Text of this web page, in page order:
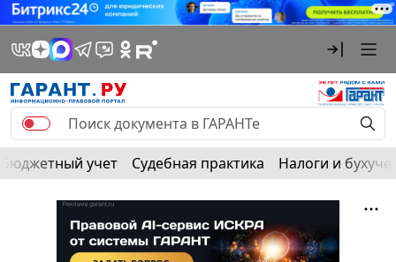
Бюджетный учет Судебная практика Налоги и